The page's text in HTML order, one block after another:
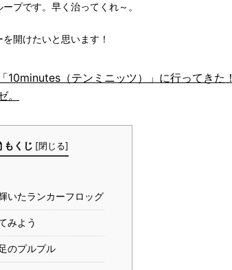
プです。早く治ってくれ～。
開けたいと思います！
10minutes（テンミニッツ）」に行ってきた！
もくじ [閉じる]
いたランカーフロッグ
みよう
のプルプル